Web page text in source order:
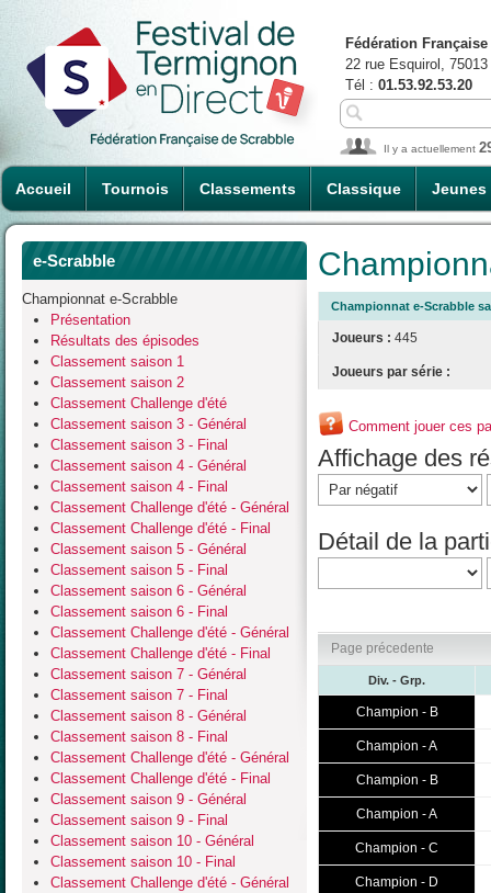
Accueil Tournois Classements Classique Jeunes
Fédération
22 rue Esquirol,
Tél : 01.53.92.53.20
Il y a actuellement
e-Scrabble
Championnat e-Scrabble
Présentation
Résultats des épisodes
Classement saison 1
Classement saison 2
Classement Challenge d'été
Classement saison 3 - Général
Classement saison 3 - Final
Classement saison 4 - Général
Classement saison 4 - Final
Classement Challenge d'été - Général
Classement Challenge d'été - Final
Classement saison 5 - Général
Classement saison 5 - Final
Classement saison 6 - Général
Classement saison 6 - Final
Classement Challenge d'été - Général
Classement Challenge d'été - Final
Classement saison 7 - Général
Classement saison 7 - Final
Classement saison 8 - Général
Classement saison 8 - Final
Classement Challenge d'été - Général
Classement Challenge d'été - Final
Classement saison 9 - Général
Classement saison 9 - Final
Classement saison 10 - Général
Classement saison 10 - Final
Classement Challenge d'été - Général
Championnat e-Scrabble
Joueurs : 445
Joueurs par série :
Comment jouer ces
Affichage des
Détail de la
Page précedente
Div. - Grp.
Champion - B
Champion - A
Champion - B
Champion - A
Champion - C
Champion - D